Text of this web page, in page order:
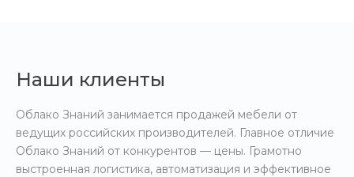
Наши клиенты
Облако Знаний занимается продажей мебели от
ведущих российских производителей. Главное отличие
Облако Знаний от конкурентов — цены. Грамотно
выстроенная логистика, автоматизация и эффективное